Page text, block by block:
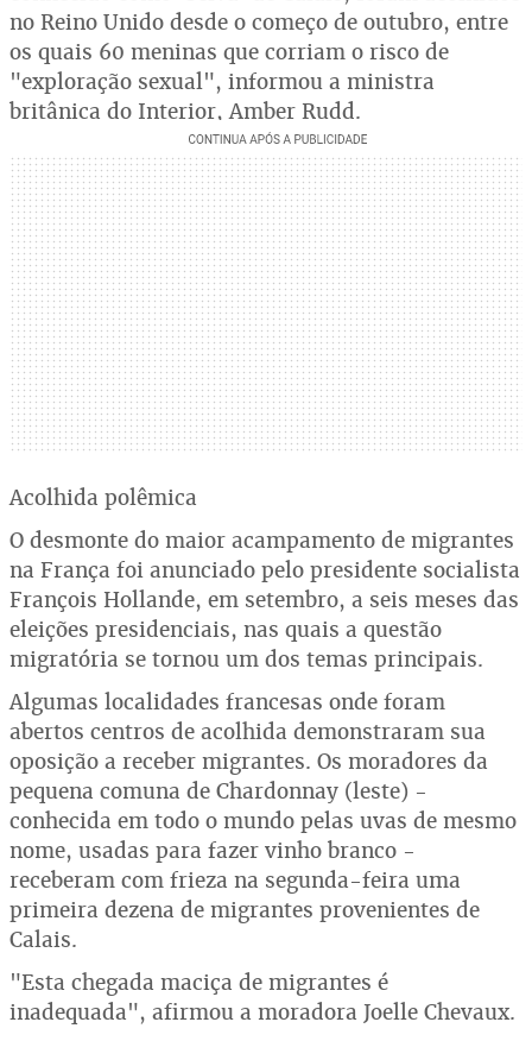
no Reino Unido desde o começo de outubro, entre
os quais 60 meninas que corriam o risco de
"exploração sexual", informou a ministra
britânica do Interior, Amber Rudd.
Acolhida polêmica
O desmonte do maior acampamento de migrantes
na França foi anunciado pelo presidente socialista
François Hollande, em setembro, a seis meses das
eleições presidenciais, nas quais a questão
migratória se tornou um dos temas principais.
Algumas localidades francesas onde foram
abertos centros de acolhida demonstraram sua
oposição a receber migrantes. Os moradores da
pequena comuna de Chardonnay (leste) -
conhecida em todo o mundo pelas uvas de mesmo
nome, usadas para fazer vinho branco -
receberam com frieza na segunda-feira uma
primeira dezena de migrantes provenientes de
Calais.
"Esta chegada maciça de migrantes é
inadequada", afirmou a moradora Joelle Chevaux.